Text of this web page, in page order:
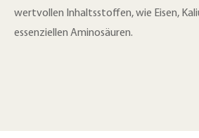
wertvollen Inhaltsstoffen, wie Eisen,
essenziellen Aminosäuren.